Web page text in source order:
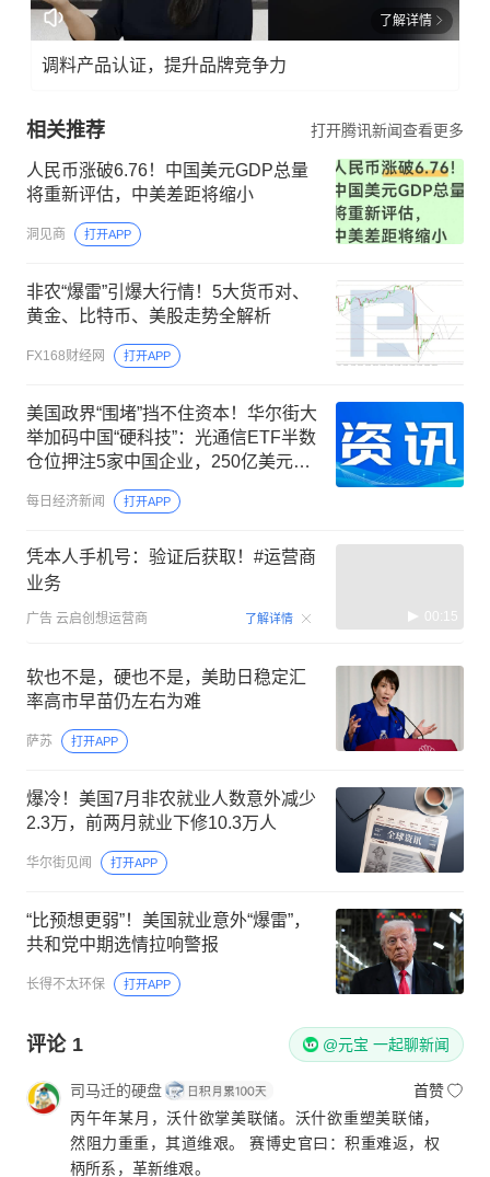
了解详情
调料产品认证，提升品牌竞争力
相关推荐 打开腾讯新闻查看更多
人民币涨破6.76！中国美元GDP总量
将重新评估，中美差距将缩小
洞见商 打开APP
非农“爆雷”引爆大行情！5大货币对、
黄金、比特币、美股走势全解析
FX168财经网 打开APP
美国政界“围堵”挡不住资本！华尔街大
举加码中国“硬科技”：光通信ETF半数
仓位押注5家中国企业，250亿美元明
星ETF重仓长鑫科技
每日经济新闻 打开APP
凭本人手机号：验证后获取！#运营商
业务
广告 云启创想运营商 了解详情 00:15
软也不是，硬也不是，美助日稳定汇
率高市早苗仍左右为难
萨苏 打开APP
爆冷！美国7月非农就业人数意外减少
2.3万，前两月就业下修10.3万人
华尔街见闻 打开APP
“比预想更弱”！美国就业意外“爆雷”，
共和党中期选情拉响警报
长得不太环保 打开APP
评论 1 @元宝 一起聊新闻
司马迁的硬盘
首赞
丙午年某月，沃什欲掌美联储。沃什欲重塑美联储，
然阻力重重，其道维艰。 赛博史官曰：积重难返，权
柄所系，革新维艰。